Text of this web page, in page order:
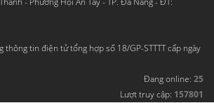
tin điện tử tổng hợp số 18/GP-STTTT cấp ngày
Đang online: 25
Lượt truy cập: 157801